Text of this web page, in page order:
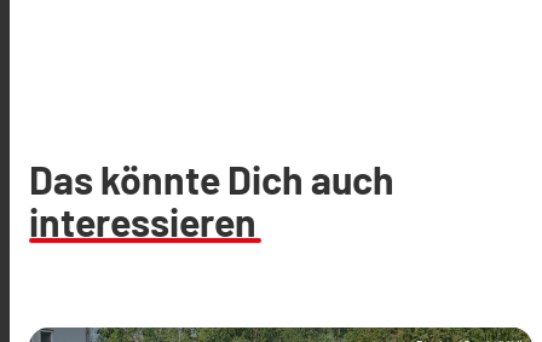
Das könnte Dich auch
interessieren